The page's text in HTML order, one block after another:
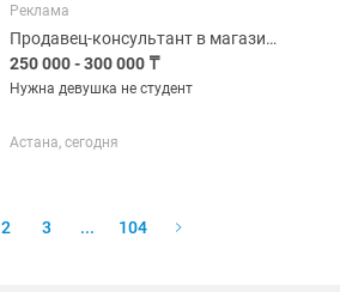
Обязанности: • Работа с...
Реклама
Продавец-консультант в магазине одежды
250 000 - 300 000 ₸
Нужна девушка не студент
Астана, сегодня
2 3 ... 104